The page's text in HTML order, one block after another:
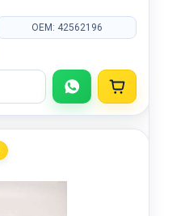
OEM: 42562196